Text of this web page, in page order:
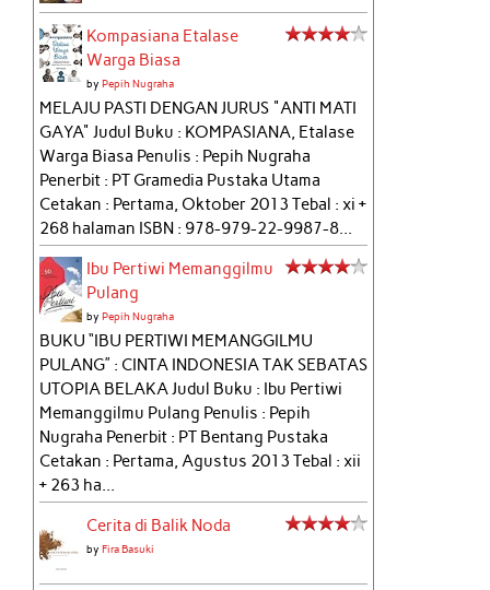
Kompasiana Etalase
Warga Biasa
byPepih Nugraha
MELAJU PASTI DENGAN JURUS "ANTI MATI
GAYA" Judul Buku : KOMPASIANA, Etalase
Warga Biasa Penulis : Pepih Nugraha
Penerbit : PT Gramedia Pustaka Utama
Cetakan : Pertama, Oktober 2013 Tebal : xi +
268 halaman ISBN : 978-979-22-9987-8...
Ibu Pertiwi Memanggilmu
Pulang
byPepih Nugraha
BUKU “IBU PERTIWI MEMANGGILMU
PULANG” : CINTA INDONESIA TAK SEBATAS
UTOPIA BELAKA Judul Buku : Ibu Pertiwi
Memanggilmu Pulang Penulis : Pepih
Nugraha Penerbit : PT Bentang Pustaka
Cetakan : Pertama, Agustus 2013 Tebal : xii
+ 263 ha...
Cerita di Balik Noda
byFira Basuki